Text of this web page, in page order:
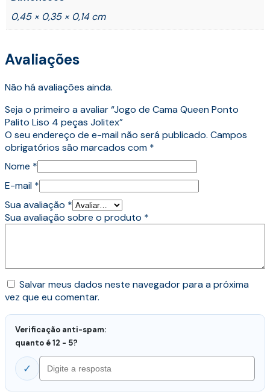
0,45 × 0,35 × 0,14 cm
Avaliações
Não há avaliações ainda.
Seja o primeiro a avaliar “Jogo de Cama Queen Ponto
Palito Liso 4 peças Jolitex”
O seu endereço de e-mail não será publicado. Campos
obrigatórios são marcados com *
Nome *
E-mail *
Sua avaliação *
Sua avaliação sobre o produto *
Salvar meus dados neste navegador para a próxima
vez que eu comentar.
Verificação anti-spam:
quanto é 12 - 5?
✓